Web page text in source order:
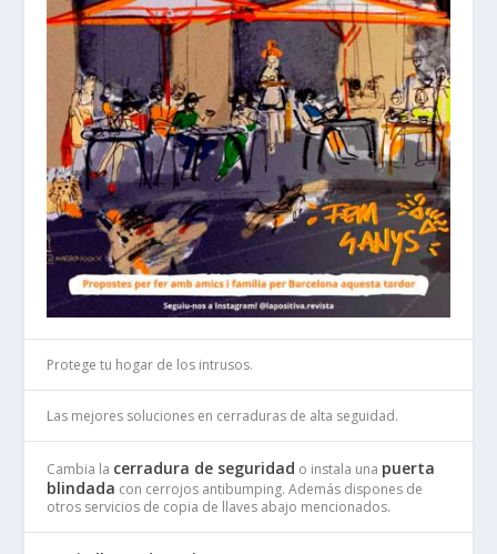
Protege tu hogar de los intrusos.
Las mejores soluciones en cerraduras de alta seguidad.
Cambia la cerradura de seguridad o instala una puerta
blindada con cerrojos antibumping. Además dispones de
otros servicios de copia de llaves abajo mencionados.